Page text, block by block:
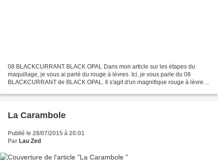
08 BLACKCURRANT BLACK OPAL Dans mon article sur les étapes du
maquillage, je vous ai parlé du rouge à lèvres. Ici, je vous parle du 08
BLACKCURRANT de BLACK OPAL. Il s'agit d'un magnifique rouge à lèvres
La Carambole
Publié le 28/07/2015 à 20:01
Par Lau Zed